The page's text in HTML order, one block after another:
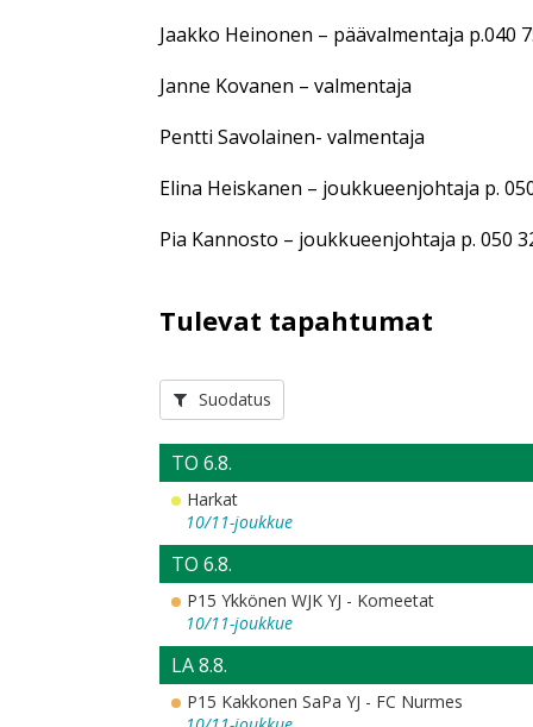
Jaakko Heinonen – päävalmentaja p.040
Janne Kovanen – valmentaja
Pentti Savolainen- valmentaja
Elina Heiskanen – joukkueenjohtaja p.
Pia Kannosto – joukkueenjohtaja p. 050
Tulevat tapahtumat